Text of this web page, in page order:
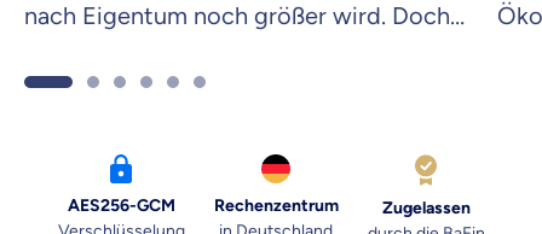
nach Eigentum noch größer wird. Doch
AES256-GCM
Rechenzentrum
Zugelassen